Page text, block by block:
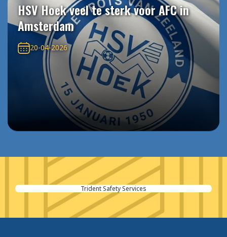
HSV Hoek veel te sterk voor AFC in
Amsterdam
20-04-2026
Trident Safety Services